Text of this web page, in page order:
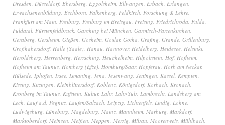
Dresden, Düsseldorf, Ebersberg, Eggolsheim, Ellwangen, Erbach, Erlangen,
Erwachsenenbildung, Eschborn, Falkenberg, Feldkirch, Forschung & Lehre,
Frankfurt am Main, Freiburg, Freiburg im Breisgau, Freising, Friedrichroda, Fulda,
Fuldatal, Fürstenfeldbruck, Garching bei München, Garmisch-Partenkirchen,
Geraberg, Gersheim, Gießen, Gosheim, Goslar, Gotha, Grafing, Grande, Grillenburg,
Großhabersdorf, Halle (Saale), Hanau, Hannover, Heidelberg, Heidesee, Helsinki,
Heroldsberg, Herrenberg, Herrsching, Heuchelheim, Hilpoltstein, Hof, Hofheim,
Hofheim am Taunus, Homberg (Efze), Homburg/Saar, Hopferau, Horb am Neckar,
Hülsede, Iphofen, Irsee, Ismaning, Jena, Jesenwang, Jettingen, Kassel, Kempten,
Kissing, Kitzingen, Kleinblittersdorf, Koblenz, Königsdorf, Korbach, Kronach,
Kronberg im Taunus, Kufstein, Kultur, Lahr, Lahr-Sulz, Lambrecht, Landsberg am
Lech, Lauf a.d. Pegnitz, Laufen/Salzach, Leipzig, Lichtenfels, Lindig, Lohne,
Ludwigsburg, Lüneburg, Magdeburg, Mainz, Mannheim, Marburg, Markdorf,
Marktoberdorf, Meinsen, Meißen, Meppen, Merzig, Milzau, Moorenweis, Mühlbach,